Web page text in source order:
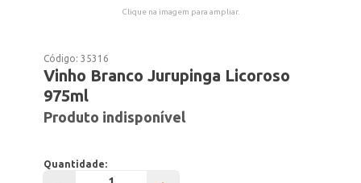
Clique na imagem para ampliar.
Código:35316
Vinho Branco Jurupinga Licoroso
975ml
Produto indisponível
Quantidade: